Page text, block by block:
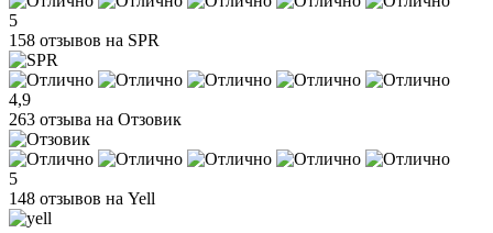
5
158 отзывов на SPR
4,9
263 отзыва на Отзовик
5
148 отзывов на Yell